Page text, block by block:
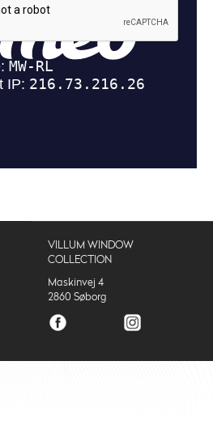
VILLUM WINDOW
COLLECTION
Maskinvej 4
2860 Søborg